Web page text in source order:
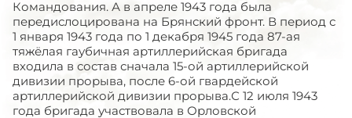
Командования. А в апреле 1943 года была
передислоцирована на Брянский фронт. В период с
1 января 1943 года по 1 декабря 1945 года 87-ая
тяжёлая гаубичная артиллерийская бригада
входила в состав сначала 15-ой артиллерийской
дивизии прорыва, после 6-ой гвардейской
артиллерийской дивизии прорыва.С 12 июля 1943
года бригада участвовала в Орловской